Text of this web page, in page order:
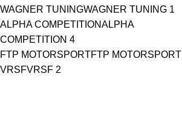
WAGNER TUNINGWAGNER TUNING 1
ALPHA COMPETITIONALPHA
COMPETITION 4
FTP MOTORSPORTFTP MOTORSPORT
VRSFVRSF 2